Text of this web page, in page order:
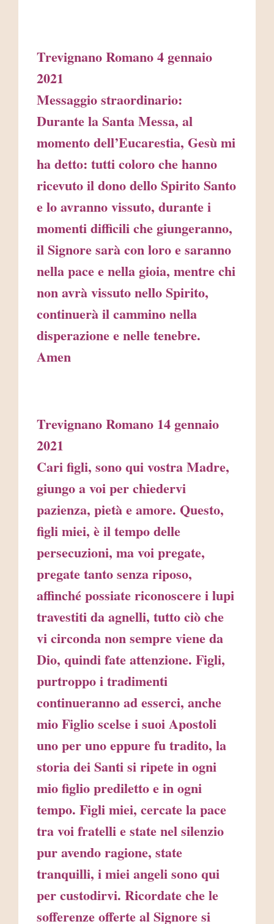
Trevignano Romano 4 gennaio
2021
Messaggio straordinario:
Durante la Santa Messa, al
momento dell’Eucarestia, Gesù mi
ha detto: tutti coloro che hanno
ricevuto il dono dello Spirito Santo
e lo avranno vissuto, durante i
momenti difficili che giungeranno,
il Signore sarà con loro e saranno
nella pace e nella gioia, mentre chi
non avrà vissuto nello Spirito,
continuerà il cammino nella
disperazione e nelle tenebre.
Amen
Trevignano Romano 14 gennaio
2021
Cari figli, sono qui vostra Madre,
giungo a voi per chiedervi
pazienza, pietà e amore. Questo,
figli miei, è il tempo delle
persecuzioni, ma voi pregate,
pregate tanto senza riposo,
affinché possiate riconoscere i lupi
travestiti da agnelli, tutto ciò che
vi circonda non sempre viene da
Dio, quindi fate attenzione. Figli,
purtroppo i tradimenti
continueranno ad esserci, anche
mio Figlio scelse i suoi Apostoli
uno per uno eppure fu tradito, la
storia dei Santi si ripete in ogni
mio figlio prediletto e in ogni
tempo. Figli miei, cercate la pace
tra voi fratelli e state nel silenzio
pur avendo ragione, state
tranquilli, i miei angeli sono qui
per custodirvi. Ricordate che le
sofferenze offerte al Signore si